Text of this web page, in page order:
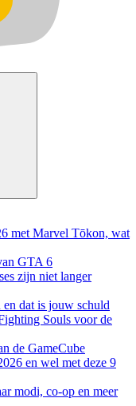
met Marvel Tōkon, wat
GTA 6
zijn niet langer
dat is jouw schuld
Souls voor de
de GameCube
en wel met deze 9
modi, co-op en meer